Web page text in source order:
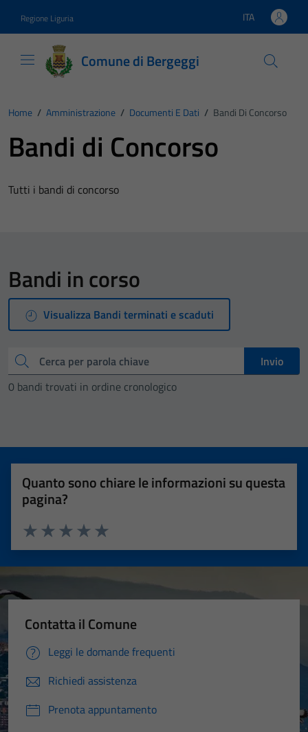
Regione Liguria Lingua attiva:
ITA
Comune di Bergeggi
Home / Amministrazione / Documenti E Dati / Bandi Di Concorso
Bandi di Concorso
Tutti i bandi di concorso
Bandi in corso
Visualizza Bandi terminati e scaduti
Cerca
Invio
0 bandi trovati in ordine cronologico
Quanto sono chiare le informazioni su questa
pagina?
Valuta 5 stelle su 5
Valuta 4 stelle su 5
Valuta 3 stelle su 5
Valuta 2 stelle su 5
Valuta 1 stelle su 5
Contatta il Comune
Leggi le domande frequenti
Richiedi assistenza
Prenota appuntamento